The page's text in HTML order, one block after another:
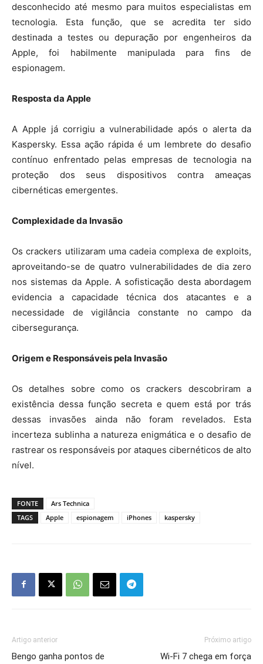
desconhecido até mesmo para muitos especialistas em
tecnologia. Esta função, que se acredita ter sido
destinada a testes ou depuração por engenheiros da
Apple, foi habilmente manipulada para fins de
espionagem.
Resposta da Apple
A Apple já corrigiu a vulnerabilidade após o alerta da
Kaspersky. Essa ação rápida é um lembrete do desafio
contínuo enfrentado pelas empresas de tecnologia na
proteção dos seus dispositivos contra ameaças
cibernéticas emergentes.
Complexidade da Invasão
Os crackers utilizaram uma cadeia complexa de exploits,
aproveitando-se de quatro vulnerabilidades de dia zero
nos sistemas da Apple. A sofisticação desta abordagem
evidencia a capacidade técnica dos atacantes e a
necessidade de vigilância constante no campo da
cibersegurança.
Origem e Responsáveis pela Invasão
Os detalhes sobre como os crackers descobriram a
existência dessa função secreta e quem está por trás
dessas invasões ainda não foram revelados. Esta
incerteza sublinha a natureza enigmática e o desafio de
rastrear os responsáveis por ataques cibernéticos de alto
nível.
FONTE
Ars Technica
TAGS
Apple espionagem iPhones kaspersky
Artigo anterior
Bengo ganha pontos de
Próximo artigo
Wi-Fi 7 chega em força